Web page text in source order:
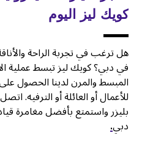
كويك ليز اليوم
هل ترغب في تجربة الراحة
في دبي؟ كويك ليز تبسط عملية
المبسط والمرن لدينا الحصول على
للأعمال أو العائلة أو الترفيه.
بليزر واستمتع بأفضل مغامرة
دبي.